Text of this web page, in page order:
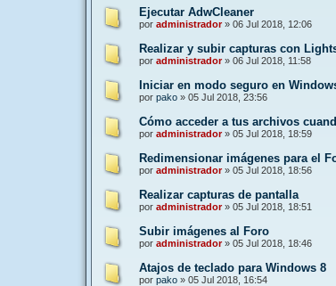
Ejecutar AdwCleaner
por administrador» 06 Jul 2018, 12:06
Realizar y subir capturas con
por administrador» 06 Jul 2018, 11:58
Iniciar en modo seguro en
por pako » 05 Jul 2018, 23:56
Cómo acceder a tus archivos
por administrador» 05 Jul 2018, 18:59
Redimensionar imágenes para el
por administrador» 05 Jul 2018, 18:56
Realizar capturas de pantalla
por administrador» 05 Jul 2018, 18:51
Subir imágenes al Foro
por administrador» 05 Jul 2018, 18:46
Atajos de teclado para Windows 8
por pako » 05 Jul 2018, 16:54